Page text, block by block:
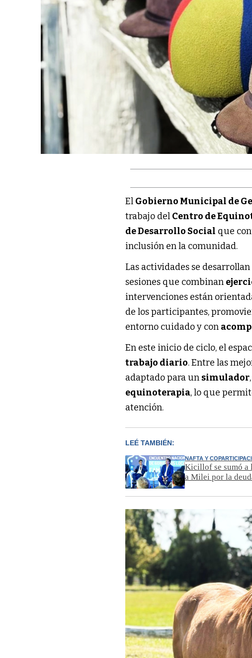
El Gobierno Municipal de
trabajo del Centro de
de Desarrollo Social que
inclusión en la comunidad.
Las actividades se desarrollan
sesiones que combinan
intervenciones están
de los participantes,
entorno cuidado y con
En este inicio de ciclo, el
trabajo diario. Entre las
adaptado para un simulador
equinoterapia, lo que
atención.
LEÉ TAMBIÉN:
NAFTA Y
Kicillof se sumó a
a Milei por la